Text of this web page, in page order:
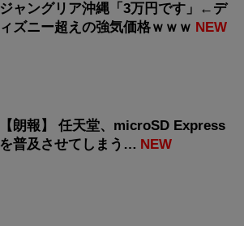
ジャングリア沖縄「3万円です」←デ
ィズニー超えの強気価格ｗｗｗ NEW
【朗報】 任天堂、microSD Express
を普及させてしまう… NEW